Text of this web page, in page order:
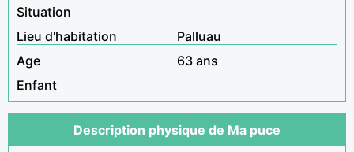
Situation
Lieu d'habitation
Palluau
Age
63 ans
Enfant
Description physique de Ma puce